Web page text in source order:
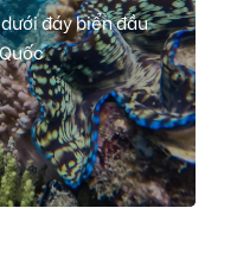
đáy biển đầu